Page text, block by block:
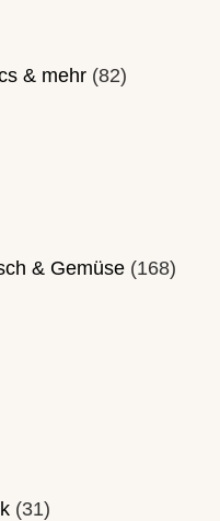
& mehr (82)
& Gemüse (168)
(31)